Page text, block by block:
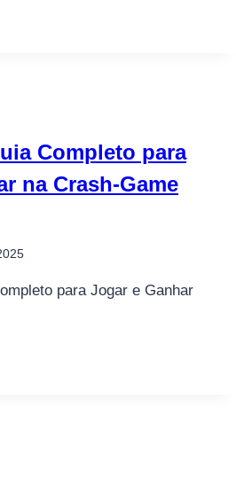
Completo para
na Crash-Game
para Jogar e Ganhar